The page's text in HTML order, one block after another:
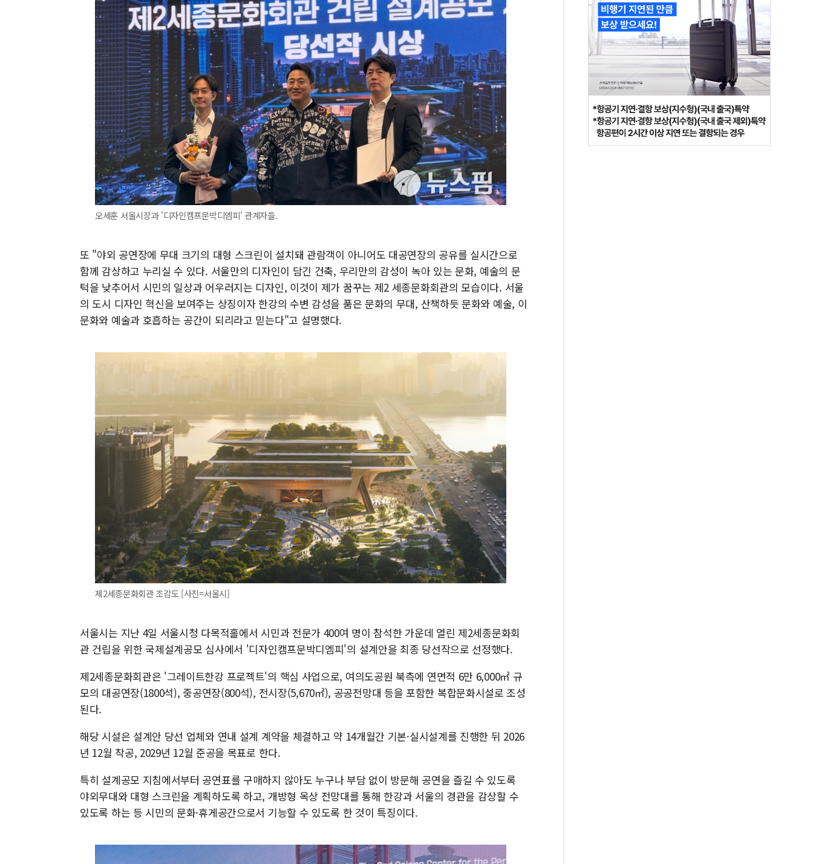
오세훈 서울시장과 '디자인캠프문박디엠피' 관계자들.
또 "야외 공연장에 무대 크기의 대형 스크린이 설치돼 관람객이 아니어도 대공연장의 공유를 실시간으로
함께 감상하고 누리실 수 있다. 서울만의 디자인이 담긴 건축, 우리만의 감성이 녹아 있는 문화, 예술의 문
턱을 낮추어서 시민의 일상과 어우러지는 디자인, 이것이 제가 꿈꾸는 제2 세종문화회관의 모습이다. 서울
의 도시 디자인 혁신을 보여주는 상징이자 한강의 수변 감성을 품은 문화의 무대, 산책하듯 문화와 예술, 이
문화와 예술과 호흡하는 공간이 되리라고 믿는다"고 설명했다.
제2세종문화회관 조감도 [사진=서울시]
서울시는 지난 4일 서울시청 다목적홀에서 시민과 전문가 400여 명이 참석한 가운데 열린 제2세종문화회
관 건립을 위한 국제설계공모 심사에서 '디자인캠프문박디엠피'의 설계안을 최종 당선작으로 선정했다.
제2세종문화회관은 '그레이트한강 프로젝트'의 핵심 사업으로, 여의도공원 북측에 연면적 6만 6,000㎡ 규
모의 대공연장(1800석), 중공연장(800석), 전시장(5,670㎡), 공공전망대 등을 포함한 복합문화시설로 조성
된다.
해당 시설은 설계안 당선 업체와 연내 설계 계약을 체결하고 약 14개월간 기본·실시설계를 진행한 뒤 2026
년 12월 착공, 2029년 12월 준공을 목표로 한다.
특히 설계공모 지침에서부터 공연표를 구매하지 않아도 누구나 부담 없이 방문해 공연을 즐길 수 있도록
야외무대와 대형 스크린을 계획하도록 하고, 개방형 옥상 전망대를 통해 한강과 서울의 경관을 감상할 수
있도록 하는 등 시민의 문화·휴게공간으로서 기능할 수 있도록 한 것이 특징이다.